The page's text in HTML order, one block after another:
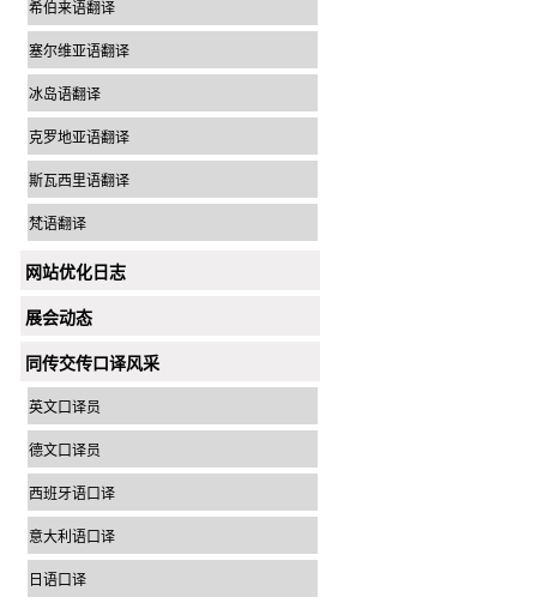
希伯来语翻译
塞尔维亚语翻译
冰岛语翻译
克罗地亚语翻译
斯瓦西里语翻译
梵语翻译
网站优化日志
展会动态
同传交传口译风采
英文口译员
德文口译员
西班牙语口译
意大利语口译
日语口译